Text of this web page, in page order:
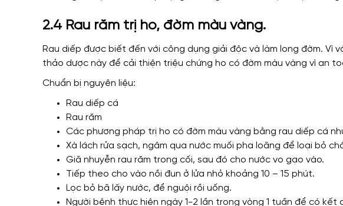
2.4 Rau răm trị ho, đờm màu vàng.
Rau diếp được biết đến với công dụng giải độc và làm long đờm. Vì
thảo dược này để cải thiện triệu chứng ho có đờm màu vàng vì an
Chuẩn bị nguyên liệu:
Rau diếp cá
Rau răm
Các phương pháp trị ho có đờm màu vàng bằng rau diếp cá
Xà lách rửa sạch, ngâm qua nước muối pha loãng để loại bỏ
Giã nhuyễn rau răm trong cối, sau đó cho nước vo gạo vào.
Tiếp theo cho vào nồi đun ở lửa nhỏ khoảng 10 – 15 phút.
Lọc bỏ bã lấy nước, để nguội rồi uống.
Người bệnh thực hiện ngày 1-2 lần trong vòng 1 tuần để có kết